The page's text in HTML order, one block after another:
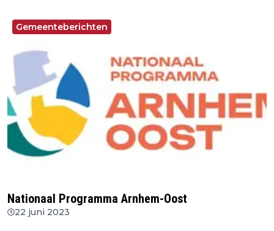
Gemeenteberichten
Nationaal Programma Arnhem-Oost
22 juni 2023